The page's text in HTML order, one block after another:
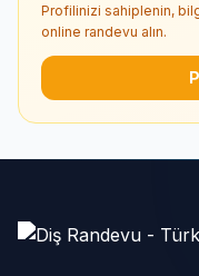
Profilinizi sahiplenin,
online randevu alın.